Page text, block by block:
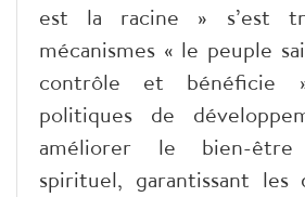
est la racine » s’est
mécanismes « le peuple
contrôle et bénéficie
politiques de
améliorer le bien-
spirituel, garantissant les